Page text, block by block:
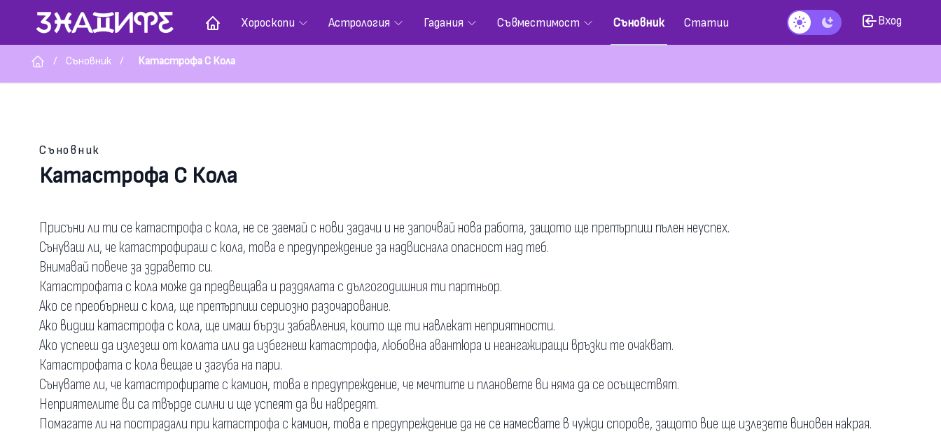
Хороскопи Астрология Гадания Съвместимост Съновник Статии Тъмен режим
Вход
/ Съновник / Катастрофа С Кола
Съновник
Катастрофа С Кола
Присъни ли ти се катастрофа с кола, не се заемай с нови задачи и не започвай нова работа, защото ще претърпиш пълен неуспех.
Сънуваш ли, че катастрофираш с кола, това е предупреждение за надвиснала опасност над теб.
Внимавай повече за здравето си.
Катастрофата с кола може да предвещава и раздялата с дългогодишния ти партньор.
Aко се преобърнеш с кола, ще претърпиш сериозно разочарование.
Ако видиш катастрофа с кола, ще имаш бързи забавления, които ще ти навлекат неприятности.
Ако успееш да излезеш от колата или да избегнеш катастрофа, любовна авантюра и неангажиращи връзки те очакват.
Катастрофата с кола вещае и загуба на пари.
Сънувате ли, че катастрофирате с камион, това е предупреждение, че мечтите и плановете ви няма да се осъществят.
Неприятелите ви са твърде силни и ще успеят да ви навредят.
Помагате ли на пострадали при катастрофа с камион, това е предупреждение да не се намесвате в чужди спорове, защото вие ще излезете виновен накрая.